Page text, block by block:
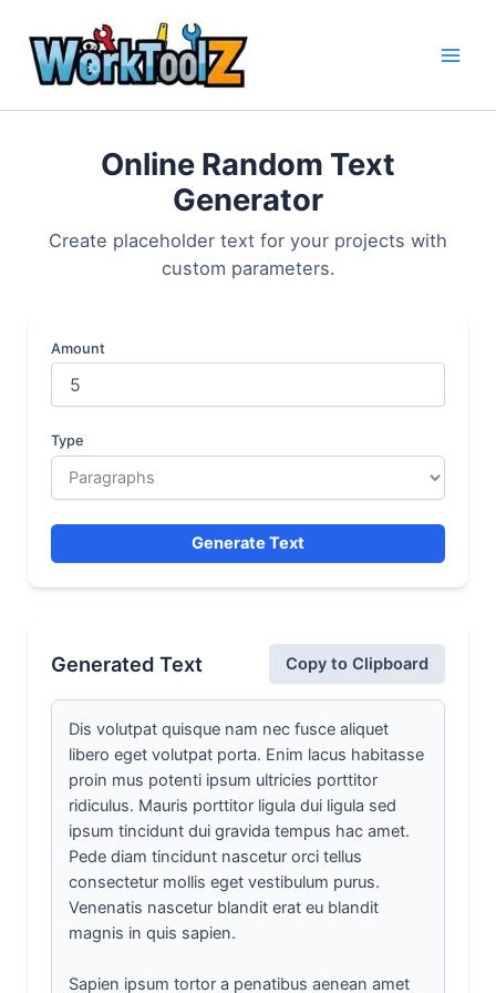
content
Online Random Text
Generator
Create placeholder text for your projects with
custom parameters.
Amount
Type
Generate Text
Generated Text Copy to Clipboard
Dis volutpat quisque nam nec fusce aliquet
libero eget volutpat porta. Enim lacus habitasse
proin mus potenti ipsum ultricies porttitor
ridiculus. Mauris porttitor ligula dui ligula sed
ipsum tincidunt dui gravida tempus hac amet.
Pede diam tincidunt nascetur orci tellus
consectetur mollis eget vestibulum purus.
Venenatis nascetur blandit erat eu blandit
magnis in quis sapien.
Sapien ipsum tortor a penatibus aenean amet